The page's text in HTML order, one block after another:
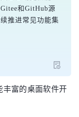
和GitHub源
推进常见功能集
富的桌面软件开